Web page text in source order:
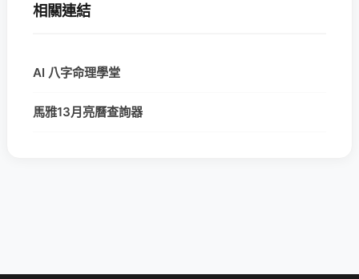
相關連結
AI 八字命理學堂
馬雅13月亮曆查詢器